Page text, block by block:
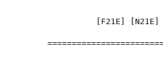
F21E N21E